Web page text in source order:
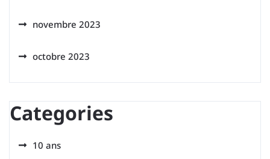
novembre 2023
octobre 2023
Categories
10 ans